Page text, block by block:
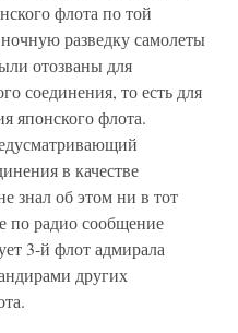
флота по той
разведку самолеты
отозваны для
соединения, то есть для
японского флота.
в качестве
знал об этом ни в тот
по радио сообщение
3-й флот адмирала
других